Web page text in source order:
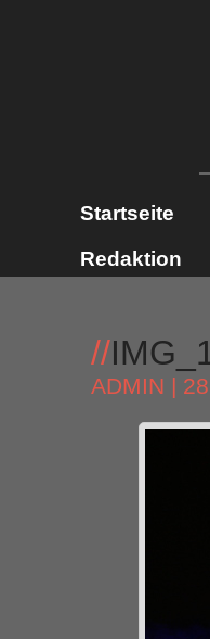
Startseite
Redaktion
//
ADMIN |